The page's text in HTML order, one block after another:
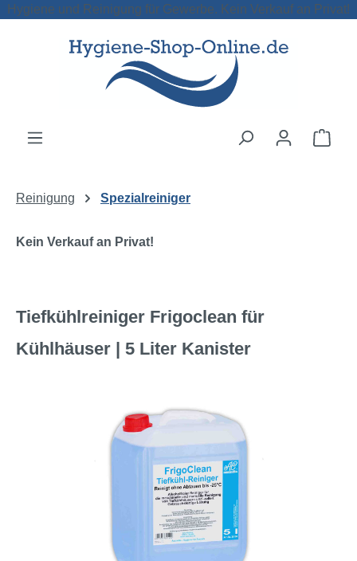
Zum Hauptinhalt springen
Hygiene und Reinigung für Gewerbe. Kein Verkauf an Privat!
Reinigung Spezialreiniger
Kein Verkauf an Privat!
Tiefkühlreiniger Frigoclean für
Kühlhäuser | 5 Liter Kanister
Bildergalerie überspringen